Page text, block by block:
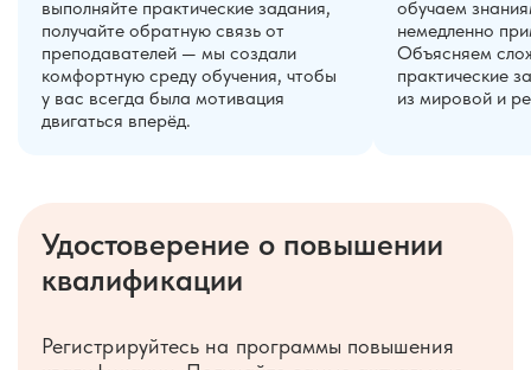
выполняйте практические задания,
получайте обратную связь от
преподавателей — мы создали
комфортную среду обучения, чтобы
у вас всегда была мотивация
двигаться вперёд.
обучаем
немедленно
Объясняем
практические
из мировой и
Удостоверение о повышении
квалификации
Регистрируйтесь на программы повышения